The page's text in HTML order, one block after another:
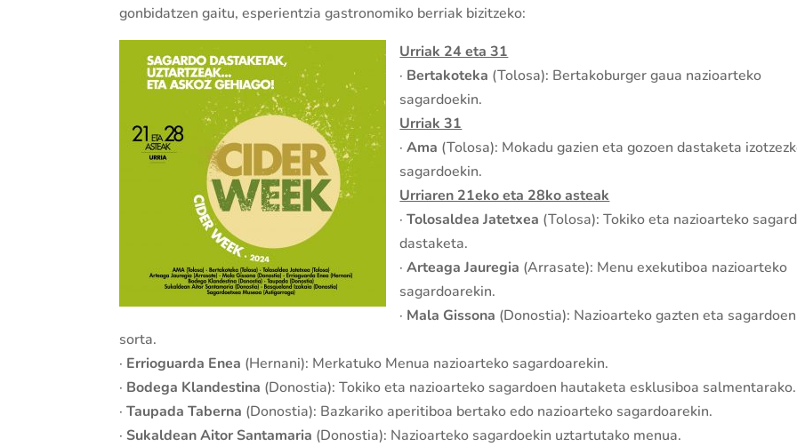
gonbidatzen gaitu, esperientzia gastronomiko berriak bizitzeko:
Urriak 24 eta 31
· Bertakoteka (Tolosa): Bertakoburger gaua nazioarteko
sagardoekin.
Urriak 31
·Ama (Tolosa): Mokadu gazien eta gozoen dastaketa
sagardoekin.
Urriaren 21eko eta 28ko asteak
·Tolosaldea Jatetxea (Tolosa): Tokiko eta nazioarteko
dastaketa.
·Arteaga Jauregia (Arrasate): Menu exekutiboa nazioarteko
sagardoarekin.
· Mala Gissona (Donostia): Nazioarteko gazten eta sagardoen
sorta.
· Errioguarda Enea (Hernani): Merkatuko Menua nazioarteko sagardoarekin.
· Bodega Klandestina (Donostia): Tokiko eta nazioarteko sagardoen hautaketa esklusiboa salmentarako.
·Taupada Taberna (Donostia): Bazkariko aperitiboa bertako edo nazioarteko sagardoarekin.
· Sukaldean Aitor Santamaria (Donostia): Nazioarteko sagardoekin uztartutako menua.